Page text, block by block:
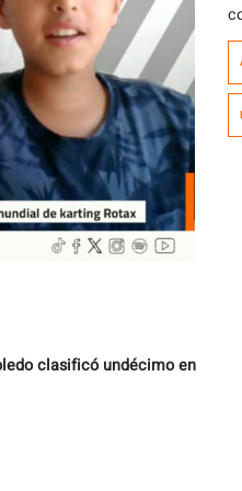
clasificó undécimo en